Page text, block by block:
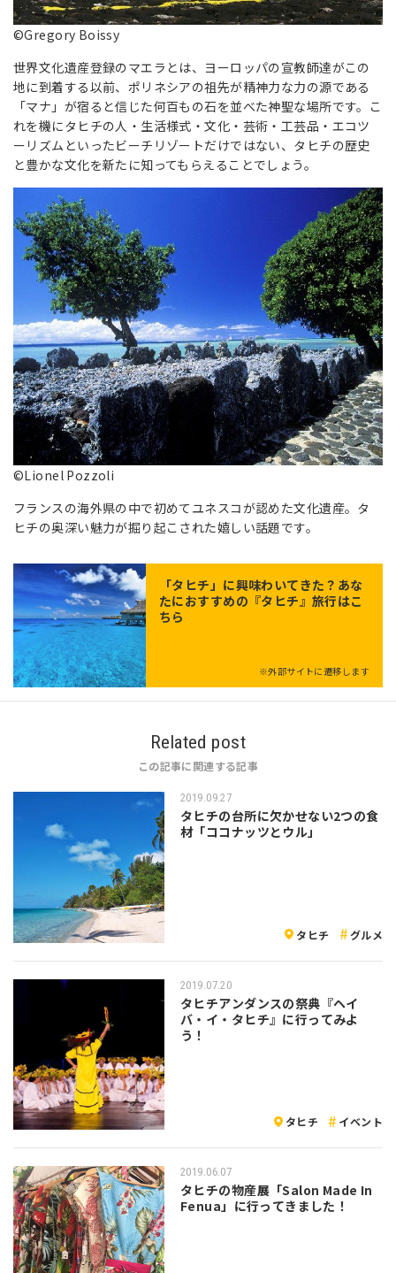
©Gregory Boissy
世界文化遺産登録のマエラとは、ヨーロッパの宣教師達がこの
地に到着する以前、ポリネシアの祖先が精神力な力の源である
「マナ」が宿ると信じた何百もの石を並べた神聖な場所です。こ
れを機にタヒチの人・生活様式・文化・芸術・工芸品・エコツ
ーリズムといったビーチリゾートだけではない、タヒチの歴史
と豊かな文化を新たに知ってもらえることでしょう。
©Lionel Pozzoli
フランスの海外県の中で初めてユネスコが認めた文化遺産。タ
ヒチの奥深い魅力が掘り起こされた嬉しい話題です。
「タヒチ 」に興味わいてきた？あな
たにおすすめの『タヒチ』旅行はこ
ちら
※外部サイトに遷移します
Related post
この記事に関連する記事
2019.09.27
タヒチの台所に欠かせない2つの食
材「ココナッツとウル」
タヒチ グルメ
2019.07.20
タヒチアンダンスの祭典『ヘイ
バ・イ・タヒチ』に行ってみよ
う！
タヒチ イベント
2019.06.07
タヒチの物産展「Salon Made In
Fenua」に行ってきました！